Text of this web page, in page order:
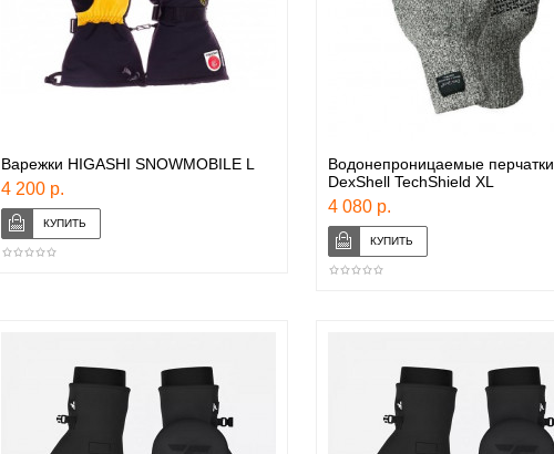
Варежки HIGASHI SNOWMOBILE L
4 200 р.
Водонепроницаемые перчатки
DexShell TechShield XL
4 080 р.